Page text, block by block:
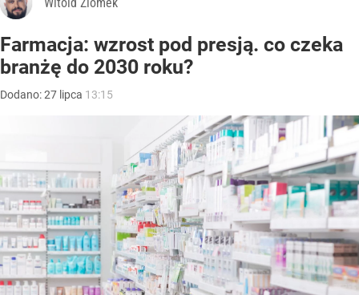
Farmacja: wzrost pod presją. co czeka
branżę do 2030 roku?
Dodano:27 lipca 13:15